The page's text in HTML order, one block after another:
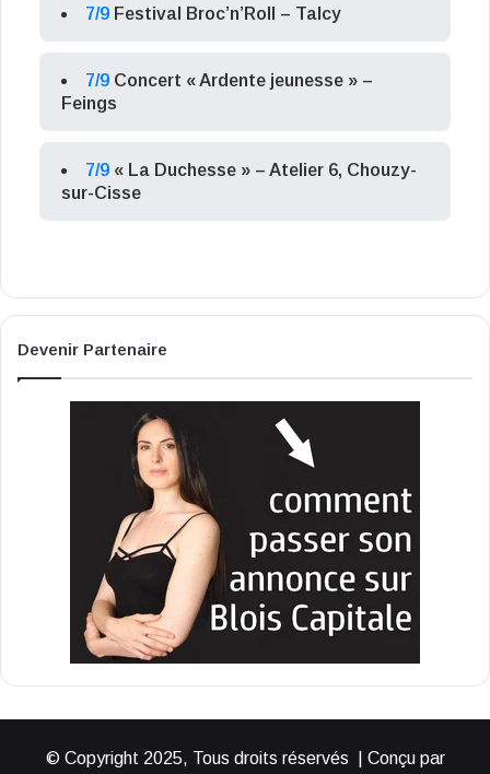
7/9 Festival Broc’n’Roll – Talcy
7/9 Concert « Ardente jeunesse » –
Feings
7/9 « La Duchesse » – Atelier 6, Chouzy-
sur-Cisse
Devenir Partenaire
© Copyright 2025, Tous droits réservés | Conçu par